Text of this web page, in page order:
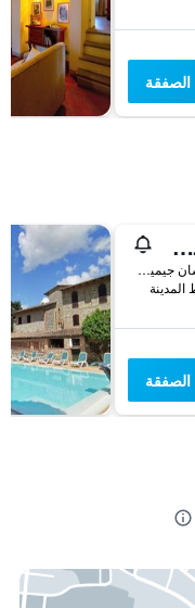
دوتشيو ناتسي رومز - جيست هاوس
Via S. Stefano 6, سان جيميجنانو, توسكانا, إيطاليا